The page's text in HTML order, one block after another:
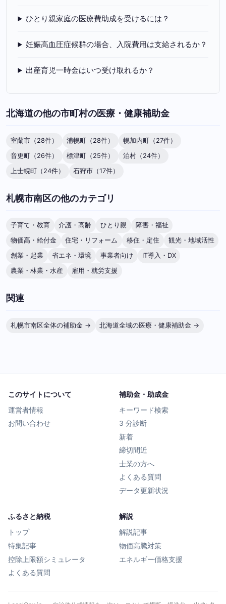
ひとり親家庭の医療費助成を受けるには？
妊娠高血圧症候群の場合、入院費用は支給されるか？
出産育児一時金はいつ受け取れるか？
北海道の他の市町村の医療・健康補助金
室蘭市（28件） 浦幌町（28件）
幌加内町（27件）
音更町（26件）
標津町（25件）
泊村（24件）
上士幌町（24件）
石狩市（17件）
札幌市南区の他のカテゴリ
子育て・教育 介護・高齢 ひとり親
障害・福祉
物価高・給付金
住宅・リフォーム 移住・定住
観光・地域活性
創業・起業
省エネ・環境 事業者向け
IT導入・DX
農業・林業・水産
雇用・就労支援
関連
札幌市南区全体の補助金 → 北海道全域の医療・健康補助金 →
このサイトについて
運営者情報
お問い合わせ
補助金・助成金
キーワード検索
3 分診断
新着
締切間近
士業の方へ
よくある質問
データ更新状況
ふるさと納税
トップ
特集記事
控除上限額シミュレータ
よくある質問
解説
解説記事
物価高騰対策
エネルギー価格支援